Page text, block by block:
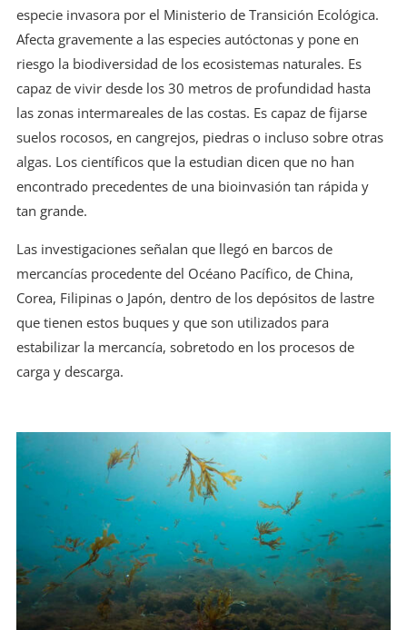
especie invasora por el Ministerio de Transición Ecológica.
Afecta gravemente a las especies autóctonas y pone en
riesgo la biodiversidad de los ecosistemas naturales. Es
capaz de vivir desde los 30 metros de profundidad hasta
las zonas intermareales de las costas. Es capaz de fijarse
suelos rocosos, en cangrejos, piedras o incluso sobre otras
algas. Los científicos que la estudian dicen que no han
encontrado precedentes de una bioinvasión tan rápida y
tan grande.
Las investigaciones señalan que llegó en barcos de
mercancías procedente del Océano Pacífico, de China,
Corea, Filipinas o Japón, dentro de los depósitos de lastre
que tienen estos buques y que son utilizados para
estabilizar la mercancía, sobretodo en los procesos de
carga y descarga.